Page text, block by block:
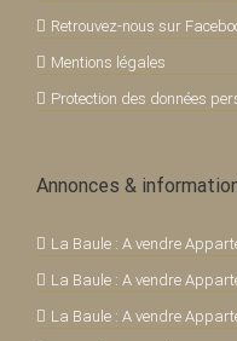
Retrouvez-nous sur
Mentions légales
Protection des données
Annonces &
La Baule : A vendre
La Baule : A vendre
La Baule : A vendre